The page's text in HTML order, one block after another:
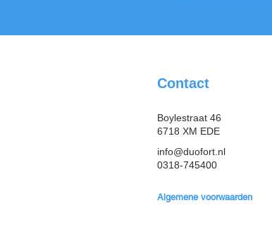
Contact
Boylestraat 46
6718 XM EDE
info@duofort.nl
0318-745400
Algemene voorwaarden